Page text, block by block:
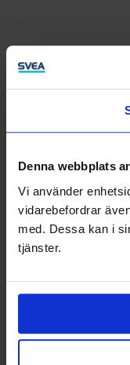
Denna webbplats
Vi använder
vidarebefordrar
med. Dessa kan i
tjänster.